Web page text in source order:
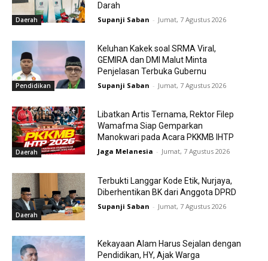
Daerah
Darah
Supanji Saban - Jumat, 7 Agustus 2026
Pendidikan
Keluhan Kakek soal SRMA Viral,
GEMIRA dan DMI Malut Minta
Penjelasan Terbuka Gubernu
Supanji Saban - Jumat, 7 Agustus 2026
Daerah
Libatkan Artis Ternama, Rektor Filep
Wamafma Siap Gemparkan
Manokwari pada Acara PKKMB IHTP
Jaga Melanesia - Jumat, 7 Agustus 2026
Daerah
Terbukti Langgar Kode Etik, Nurjaya,
Diberhentikan BK dari Anggota DPRD
Supanji Saban - Jumat, 7 Agustus 2026
Kekayaan Alam Harus Sejalan dengan
Pendidikan, HY, Ajak Warga